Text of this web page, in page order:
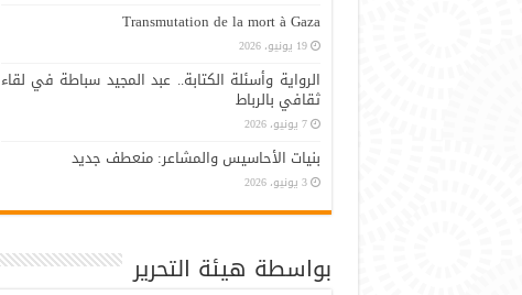
Transmutation de la mort à Gaza
19 يونيو، 2026
الرواية وأسئلة الكتابة.. عبد المجيد سباطة في لقاء
ثقافي بالرباط
7 يونيو، 2026
بنيات الأحاسيس والمشاعر: منعطف جديد
3 يونيو، 2026
بواسطة هيئة التحرير